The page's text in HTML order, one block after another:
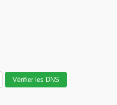
Vérifier les DNS